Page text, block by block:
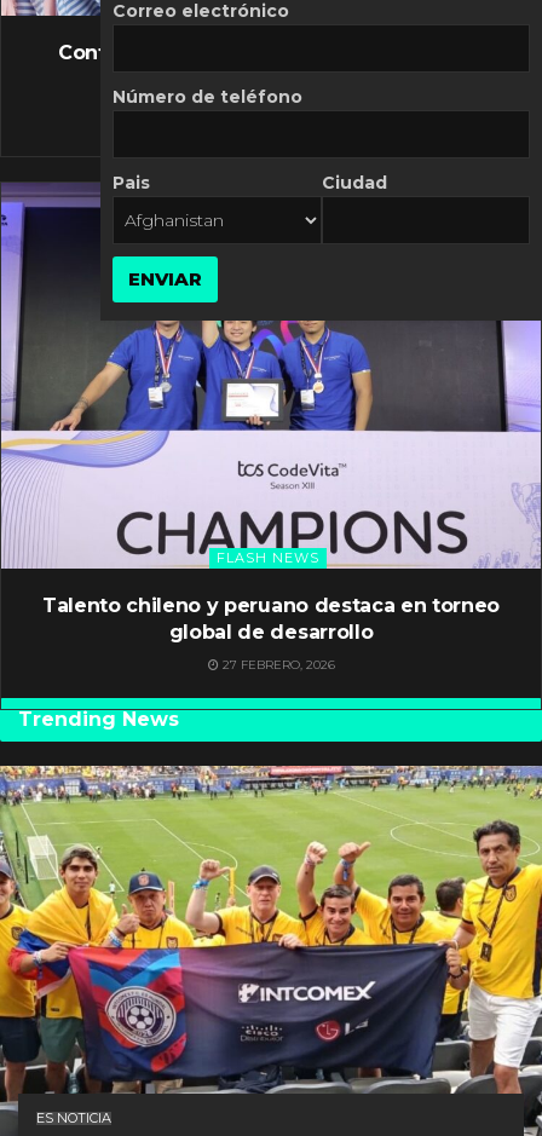
FLASH NEWS
Controversia de Mercado Libre por costos
10 MARZO, 2026
FLASH NEWS
Talento chileno y peruano destaca en torneo
global de desarrollo
27 FEBRERO, 2026
Trending News
ES NOTICIA
Correo electrónico
Número de teléfono
Pais Ciudad
ENVIAR